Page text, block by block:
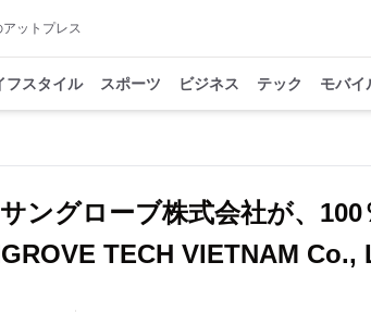
ットプレス
フスタイル スポーツ ビジネス テック モバイ
サングローブ株式会社が、100
TECH VIETNAM